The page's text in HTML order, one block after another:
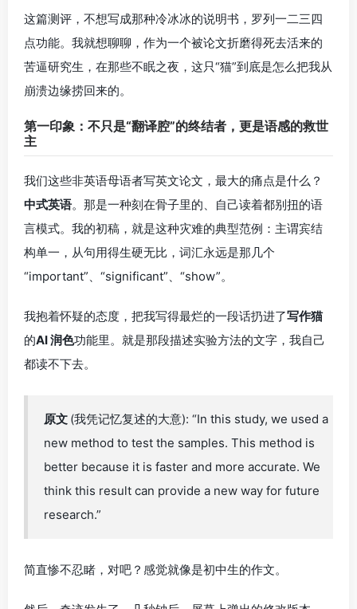
这篇测评，不想写成那种冷冰冰的说明书，罗列一二三四
点功能。我就想聊聊，作为一个被论文折磨得死去活来的
苦逼研究生，在那些不眠之夜，这只“猫”到底是怎么把我从
崩溃边缘捞回来的。
第一印象：不只是“翻译腔”的终结者，更是语感的救世
主
我们这些非英语母语者写英文论文，最大的痛点是什么？
中式英语。那是一种刻在骨子里的、自己读着都别扭的语
言模式。我的初稿，就是这种灾难的典型范例：主谓宾结
构单一，从句用得生硬无比，词汇永远是那几个
“important”、“significant”、“show”。
我抱着怀疑的态度，把我写得最烂的一段话扔进了写作猫
的AI 润色功能里。就是那段描述实验方法的文字，我自己
都读不下去。
原文 (我凭记忆复述的大意): “In this study, we used a
new method to test the samples. This method is
better because it is faster and more accurate. We
think this result can provide a new way for future
research.”
简直惨不忍睹，对吧？感觉就像是初中生的作文。